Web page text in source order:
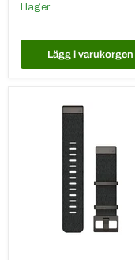
I lager
Lägg i varukorgen
QuickFit®
klockarmband